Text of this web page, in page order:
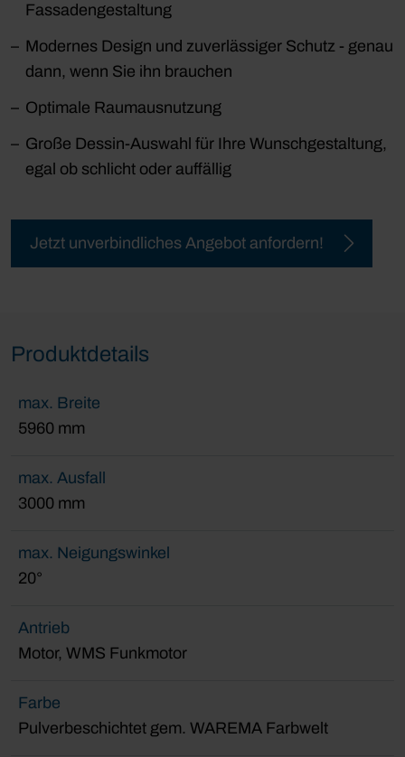
Fassadengestaltung
Modernes Design und zuverlässiger Schutz - genau
dann, wenn Sie ihn brauchen
Optimale Raumausnutzung
Große Dessin-Auswahl für Ihre Wunschgestaltung,
egal ob schlicht oder auffällig
Jetzt unverbindliches Angebot anfordern!
Produktdetails
max. Breite
5960 mm
max. Ausfall
3000 mm
max. Neigungswinkel
20°
Antrieb
Motor, WMS Funkmotor
Farbe
Pulverbeschichtet gem. WAREMA Farbwelt